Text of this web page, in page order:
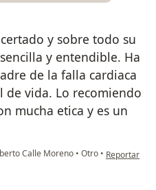
y sobre todo su
y entendible. Ha
de la falla cardiaca
de vida. Lo recomiendo
mucha etica y es un
Calle Moreno • Otro • en opinión
Reportar